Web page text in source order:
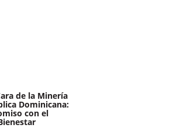
de la Minería
Dominicana:
con el